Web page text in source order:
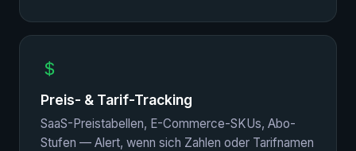
Preis- & Tarif-Tracking
SaaS-Preistabellen, E-Commerce-SKUs, Abo-
Stufen — Alert, wenn sich Zahlen oder Tarifnamen